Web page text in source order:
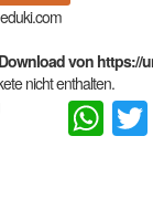
von https://
nicht enthalten.